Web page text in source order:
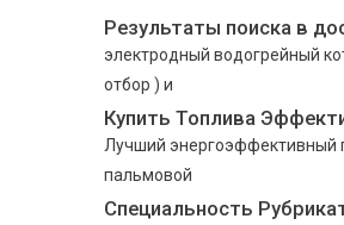
Результаты поиска в
электродный водогрейный
отбор ) и
Купить Топлива
Лучший энергоэффективный
пальмовой
Cпециальность